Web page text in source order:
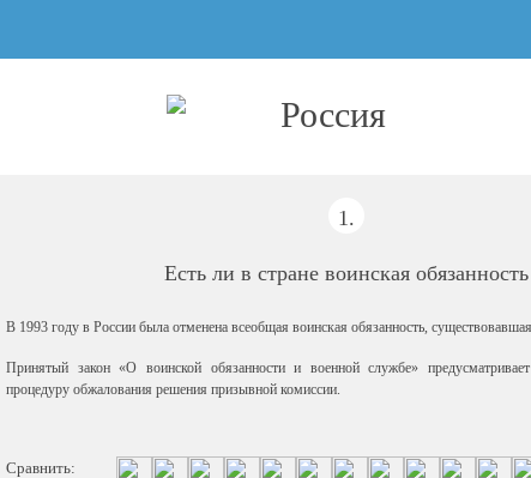
Россия
1.
Есть ли в стране воинская обязанность
В 1993 году в России была отменена всеобщая воинская обязанность,
Принятый закон «О воинской обязанности и военной службе»
процедуру обжалования решения призывной комиссии.
Сравнить: